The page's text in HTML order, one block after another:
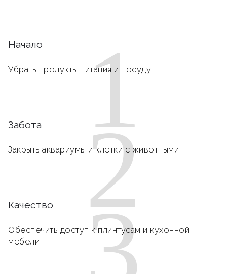
1
Начало
Убрать продукты питания и посуду
2
Забота
Закрыть аквариумы и клетки с животными
Качество
Обеспечить доступ к плинтусам и кухонной
мебели